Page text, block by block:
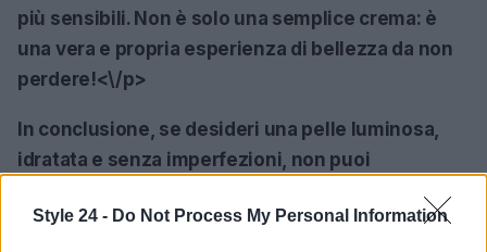
Style 24 - Do Not Process My Personal Information
più sensibili. Non è solo una semplice crema: è
una vera e propria esperienza di bellezza da non
perdere!<\/p>
In conclusione, se desideri una pelle luminosa,
idratata e senza imperfezioni, non puoi
Capsule Cream. La sua tecnologia innovativa e gli